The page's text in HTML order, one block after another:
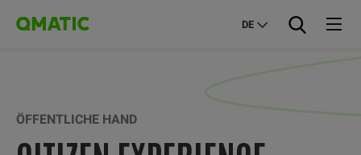
DE
ÖFFENTLICHE HAND